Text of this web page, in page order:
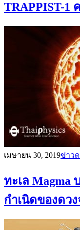
TRAPPIST-1
เมษายน 30, 2019ข่าว
ทะเล Magma
กำเนิดของดว